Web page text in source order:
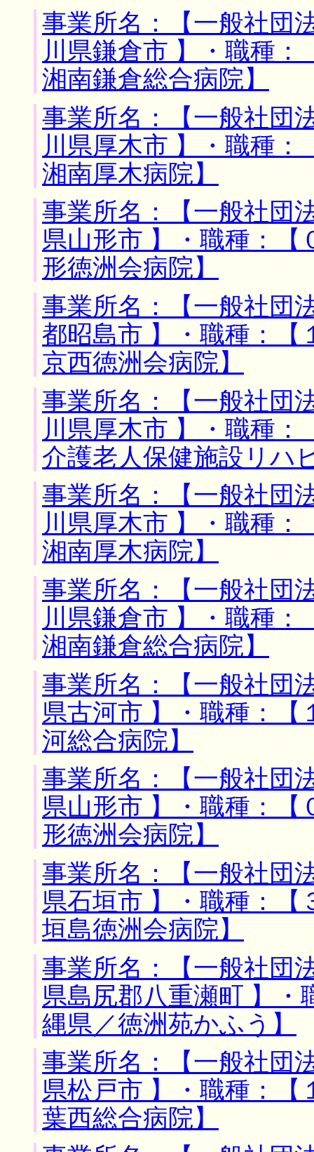
事業所名：【一般社団
川県鎌倉市 】・職種
湘南鎌倉総合病院】
事業所名：【一般社団
川県厚木市 】・職種
湘南厚木病院】
事業所名：【一般社団
県山形市 】・職種：【
形徳洲会病院】
事業所名：【一般社団
都昭島市 】・職種：【
京西徳洲会病院】
事業所名：【一般社団
川県厚木市 】・職種
介護老人保健施設リハ
事業所名：【一般社団
川県厚木市 】・職種
湘南厚木病院】
事業所名：【一般社団
川県鎌倉市 】・職種
湘南鎌倉総合病院】
事業所名：【一般社団
県古河市 】・職種：【
河総合病院】
事業所名：【一般社団
県山形市 】・職種：【
形徳洲会病院】
事業所名：【一般社団
県石垣市 】・職種：【
垣島徳洲会病院】
事業所名：【一般社団
県島尻郡八重瀬町 】・
縄県／徳洲苑かふう】
事業所名：【一般社団
県松戸市 】・職種：【
葉西総合病院】